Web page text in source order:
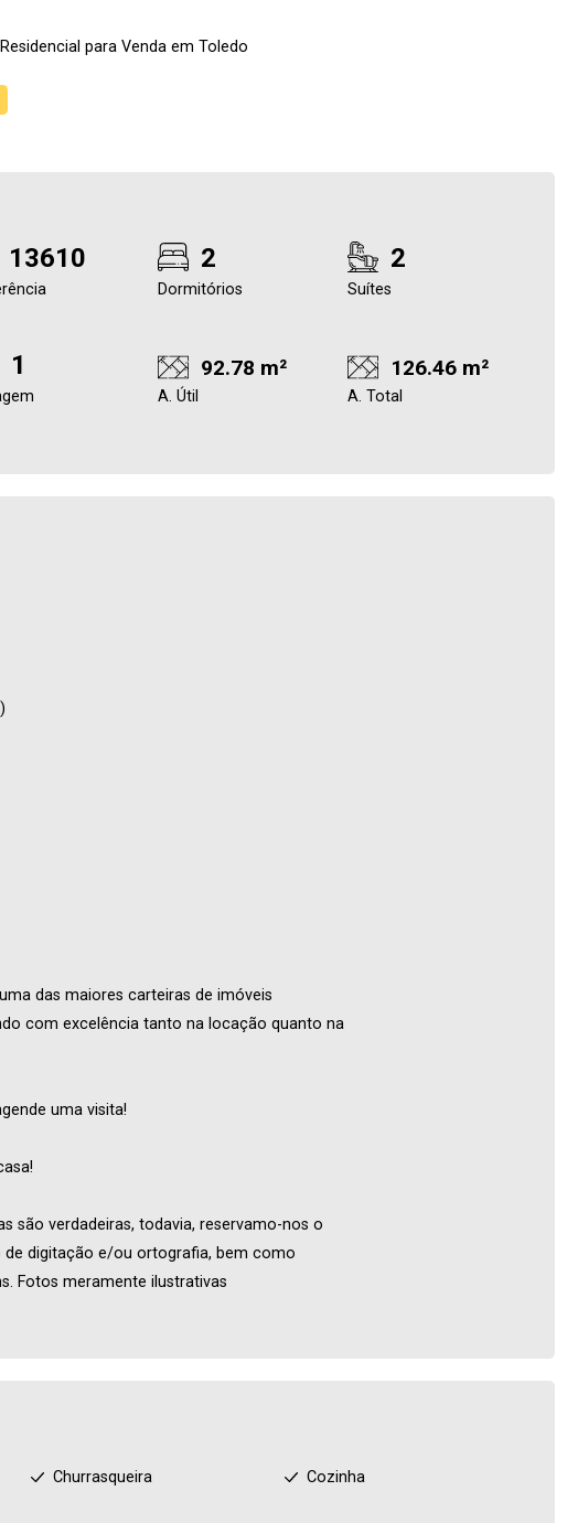
Residencial para Venda em Toledo
13610 2
Dormitórios
2
Suítes
1 92.78 m²
A. Útil
126.46 m²
A. Total
das maiores carteiras de imóveis
com excelência tanto na locação quanto na
uma visita!
são verdadeiras, todavia, reservamo-nos o
de digitação e/ou ortografia, bem como
Fotos meramente ilustrativas
Churrasqueira
Cozinha